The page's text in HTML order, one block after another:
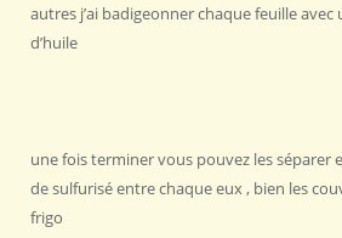
autres j’ai badigeonner chaque feuille
d’huile
une fois terminer vous pouvez les séparer
de sulfurisé entre chaque eux , bien les
frigo